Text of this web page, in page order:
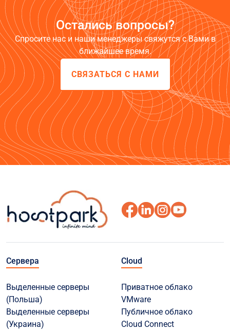
Остались вопросы?
Спросите нас и наши менеджеры свяжутся с Вами в
ближайшее время.
СВЯЗАТЬСЯ С НАМИ
Сервера
Выделенные серверы
(Польша)
Выделенные серверы
(Украина)
Cloud
Приватное облако
VMware
Публичное облако
Cloud Connect